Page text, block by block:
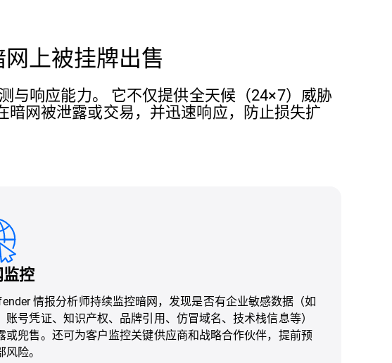
上被挂牌出售
与响应能力。 它不仅提供全天候（24×7）威胁
网被泄露或交易，并迅速响应，防止损失扩
监控
情报分析师持续监控暗网，发现是否有企业敏感数据（如
账号凭证、知识产权、品牌引用、仿冒域名、技术栈信息等）
或兜售。还可为客户监控关键供应商和战略合作伙伴，提前预
险。